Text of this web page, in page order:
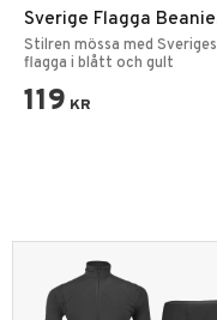
Sverige Flagga Beanie
Mössa One size
Stilren mössa med Sveriges
flagga i blått och gult
119 KR